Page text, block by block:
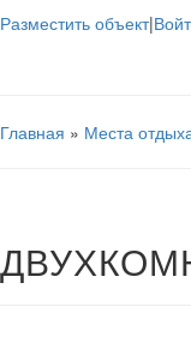
Разместить объект|
Главная » Места